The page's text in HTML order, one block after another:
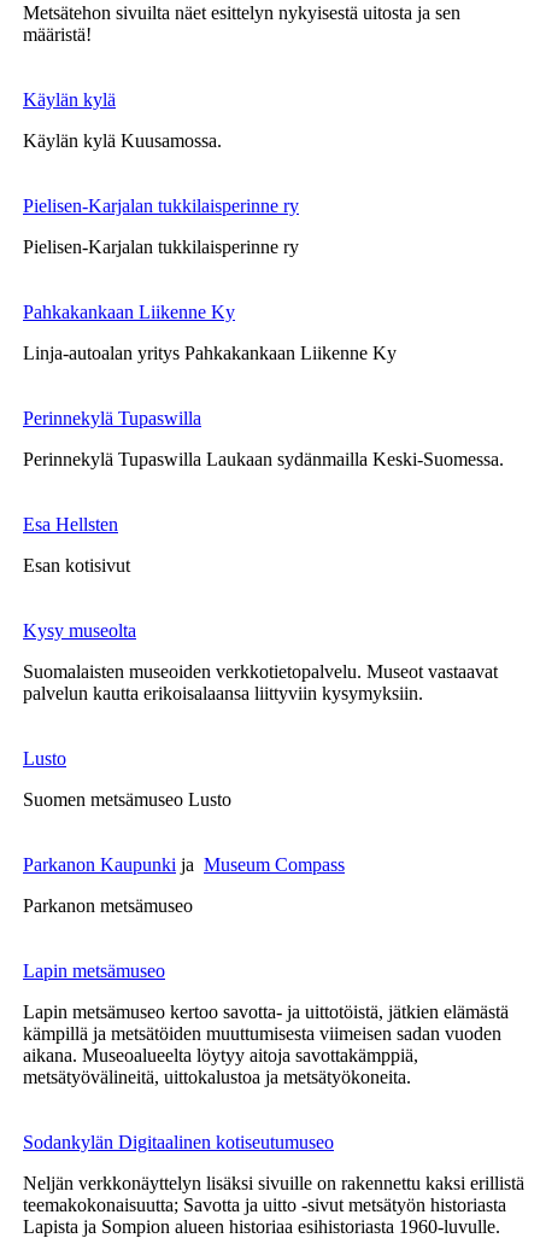
Metsätehon sivuilta näet esittelyn nykyisestä uitosta ja sen
määristä!
Käylän kylä
Käylän kylä Kuusamossa.
Pielisen-Karjalan tukkilaisperinne ry
Pielisen-Karjalan tukkilaisperinne ry
Pahkakankaan Liikenne Ky
Linja-autoalan yritys Pahkakankaan Liikenne Ky
Perinnekylä Tupaswilla
Perinnekylä Tupaswilla Laukaan sydänmailla Keski-Suomessa.
Esa Hellsten
Esan kotisivut
Kysy museolta
Suomalaisten museoiden verkkotietopalvelu. Museot vastaavat
palvelun kautta erikoisalaansa liittyviin kysymyksiin.
Lusto
Suomen metsämuseo Lusto
Parkanon Kaupunki ja Museum Compass
Parkanon metsämuseo
Lapin metsämuseo
Lapin metsämuseo kertoo savotta- ja uittotöistä, jätkien elämästä
kämpillä ja metsätöiden muuttumisesta viimeisen sadan vuoden
aikana. Museoalueelta löytyy aitoja savottakämppiä,
metsätyövälineitä, uittokalustoa ja metsätyökoneita.
Sodankylän Digitaalinen kotiseutumuseo
Neljän verkkonäyttelyn lisäksi sivuille on rakennettu kaksi erillistä
teemakokonaisuutta; Savotta ja uitto -sivut metsätyön historiasta
Lapista ja Sompion alueen historiaa esihistoriasta 1960-luvulle.